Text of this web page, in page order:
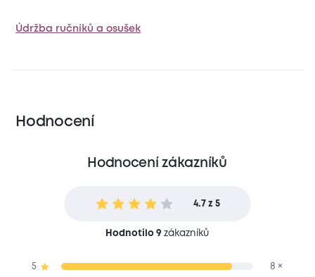
Údržba ručníků a osušek
Hodnocení
Hodnocení zákazníků
4.7 z 5
Hodnotilo 9 zákazníků
5 8 ×